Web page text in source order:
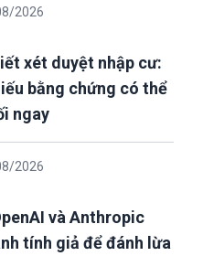
2026
xét duyệt nhập cư:
bằng chứng có thể
ngay
2026
và Anthropic
tính giả để đánh lừa